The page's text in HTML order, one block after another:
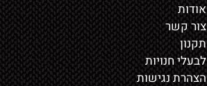
אודות
צור קשר
תקנון
לבעלי חנויות
הצהרת נגישות